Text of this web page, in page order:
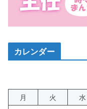
カレンダー
月
火 水